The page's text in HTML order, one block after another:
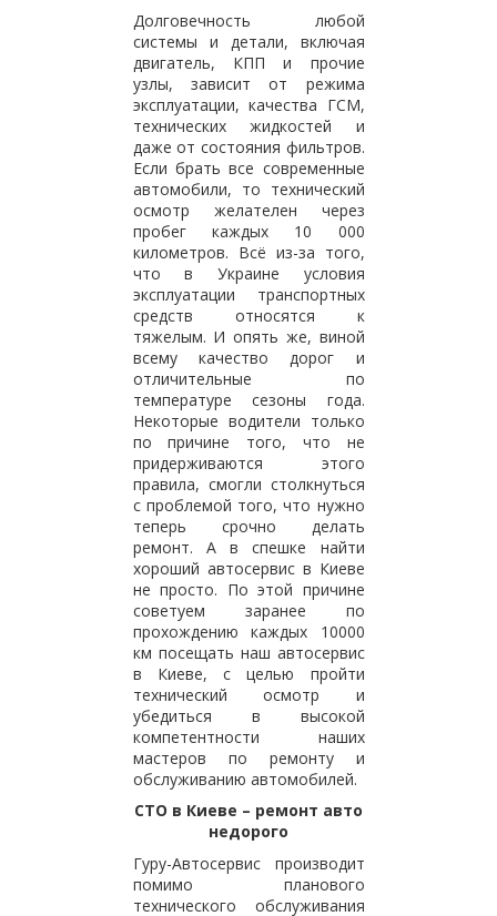
Долговечность любой
системы и детали, включая
двигатель, КПП и прочие
узлы, зависит от режима
эксплуатации, качества ГСМ,
технических жидкостей и
даже от состояния фильтров.
Если брать все современные
автомобили, то технический
осмотр желателен через
пробег каждых 10 000
километров. Всё из-за того,
что в Украине условия
эксплуатации транспортных
средств относятся к
тяжелым. И опять же, виной
всему качество дорог и
отличительные по
температуре сезоны года.
Некоторые водители только
по причине того, что не
придерживаются этого
правила, смогли столкнуться
с проблемой того, что нужно
теперь срочно делать
ремонт. А в спешке найти
хороший автосервис в Киеве
не просто. По этой причине
советуем заранее по
прохождению каждых 10000
км посещать наш автосервис
в Киеве, с целью пройти
технический осмотр и
убедиться в высокой
компетентности наших
мастеров по ремонту и
обслуживанию автомобилей.
СТО в Киеве – ремонт авто
недорого
Гуру-Автосервис производит
помимо планового
технического обслуживания